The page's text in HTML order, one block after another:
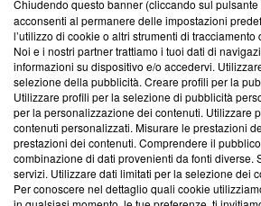
Team editoriale
Corporate
Redazione
Informativa Privacy
Cookie Policy
Blasting SA, IDI CHE-247.845.224, Via
Lugano (Svizzera) Tel:+39 0690258937
Chiudendo questo banner (cliccando sul pulsante
acconsenti al permanere delle impostazioni
l’utilizzo di cookie o altri strumenti di tracciamento
Noi e i nostri partner trattiamo i tuoi dati di
informazioni su dispositivo e/o accedervi.
selezione della pubblicità. Creare profili per la
Utilizzare profili per la selezione di pubblicità
per la personalizzazione dei contenuti. Utilizzare
contenuti personalizzati. Misurare le prestazioni
prestazioni dei contenuti. Comprendere il
combinazione di dati provenienti da fonti diverse.
servizi. Utilizzare dati limitati per la selezione dei
Per conoscere nel dettaglio quali cookie